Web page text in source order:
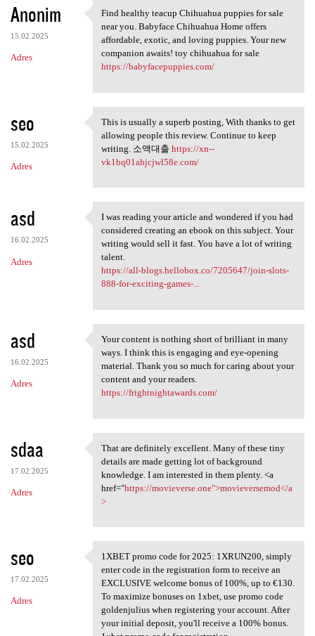
Anonim
15.02.2025
Adres
Find healthy teacup Chihuahua
Find healthy teacup Chihuahua puppies for sale
near you. Babyface Chihuahua Home offers
affordable, exotic, and loving puppies. Your new
companion awaits! toy chihuahua for sale
https://babyfacepuppies.com/
seo
15.02.2025
Adres
This is usually a superb
This is usually a superb posting, With thanks to get
allowing people this review. Continue to keep
writing. 소액대출 https://xn--
vk1bq01ahjcjwl58e.com/
asd
16.02.2025
Adres
I was reading your article
I was reading your article and wondered if you had
considered creating an ebook on this subject. Your
writing would sell it fast. You have a lot of writing
talent.
https://all-blogs.hellobox.co/7205647/join-slots-
888-for-exciting-games-...
asd
16.02.2025
Adres
Your content is nothing short
Your content is nothing short of brilliant in many
ways. I think this is engaging and eye-opening
material. Thank you so much for caring about your
content and your readers.
https://frightnightawards.com/
sdaa
17.02.2025
Adres
That are definitely excellent
That are definitely excellent. Many of these tiny
details are made getting lot of background
knowledge. I am interested in them plenty. <a
href="https://movieverse.one">movieversemod</a
>
seo
17.02.2025
Adres
1XBET promo code for 2025:
1XBET promo code for 2025: 1XRUN200, simply
enter code in the registration form to receive an
EXCLUSIVE welcome bonus of 100%, up to €130.
To maximize bonuses on 1xbet, use promo code
goldenjulius when registering your account. After
your initial deposit, you'll receive a 100% bonus.